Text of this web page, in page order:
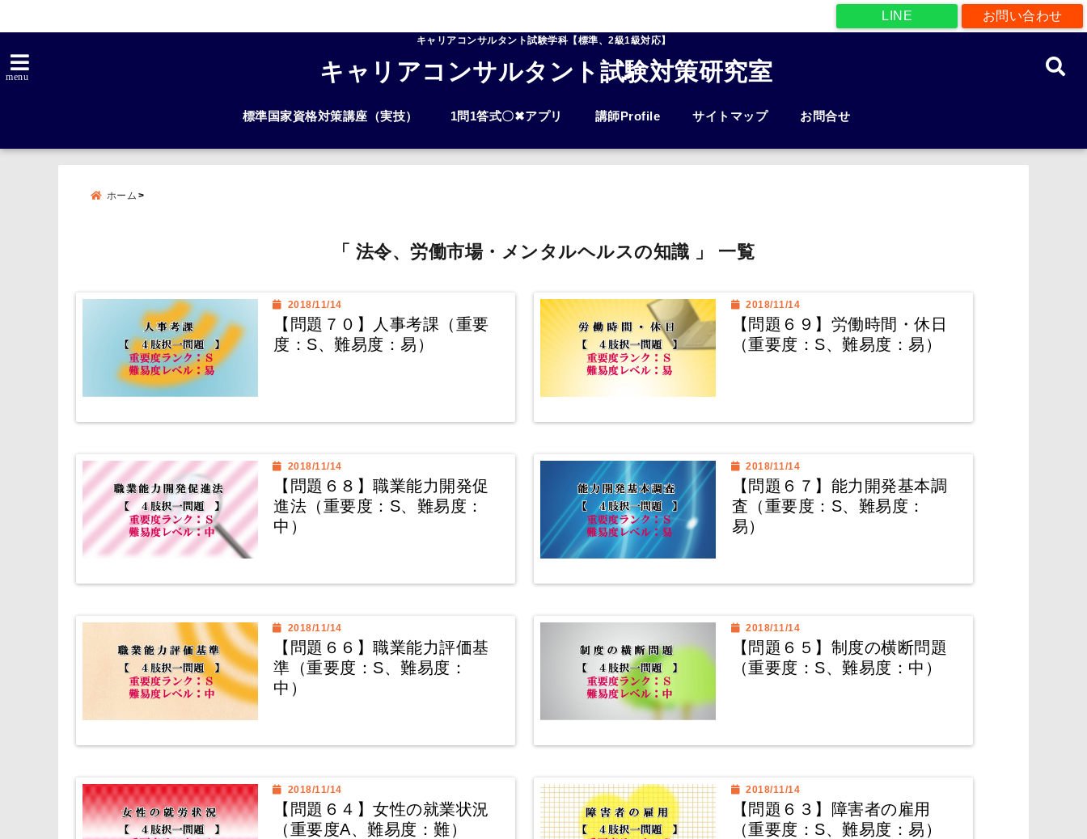
お問い合わせ
LINE
キャリアコンサルタント試験学科【標準、2級1級対応】
menu キャリアコンサルタント試験対策研究室
標準国家資格対策講座（実技） 1問1答式〇✖アプリ 講師Profile サイトマップ お問合せ
ホーム
「 法令、労働市場・メンタルヘルスの知識 」 一覧
2018/11/14
【問題７０】人事考課（重要
度：S、難易度：易）
2018/11/14
【問題６９】労働時間・休日
（重要度：S、難易度：易）
2018/11/14
【問題６８】職業能力開発促
進法（重要度：S、難易度：
中）
2018/11/14
【問題６７】能力開発基本調
査（重要度：S、難易度：
易）
2018/11/14
【問題６６】職業能力評価基
準（重要度：S、難易度：
中）
2018/11/14
【問題６５】制度の横断問題
（重要度：S、難易度：中）
2018/11/14
【問題６４】女性の就業状況
（重要度A、難易度：難）
2018/11/14
【問題６３】障害者の雇用
（重要度：S、難易度：易）